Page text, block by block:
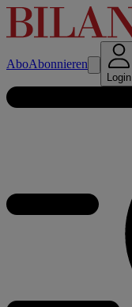
AboAbonnieren
Login